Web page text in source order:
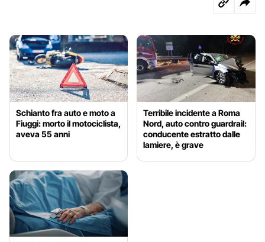
Schianto fra auto e moto a
Fiuggi: morto il motociclista,
aveva 55 anni
Terribile incidente a Roma
Nord, auto contro guardrail:
conducente estratto dalle
lamiere, è grave